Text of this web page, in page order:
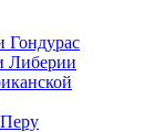
Гондурас
Либерии